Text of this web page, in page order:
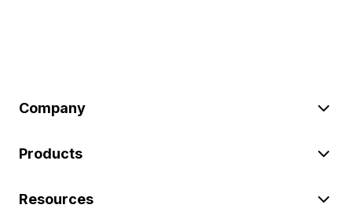
Company
Products
Resources